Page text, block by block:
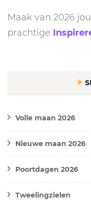
Maak van 2026
prachtige
Volle maan 2026
Nieuwe maan 2026
Poortdagen 2026
Tweelingzielen